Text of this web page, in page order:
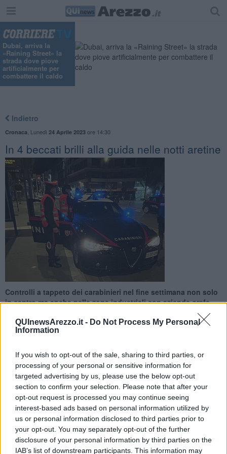
QUInewsArezzo.it - Do Not Process My Personal
Information
If you wish to opt-out of the sale, sharing to third parties, or
processing of your personal or sensitive information for
targeted advertising by us, please use the below opt-out
section to confirm your selection. Please note that after your
opt-out request is processed you may continue seeing
interest-based ads based on personal information utilized by
us or personal information disclosed to third parties prior to
your opt-out. You may separately opt-out of the further
disclosure of your personal information by third parties on the
IAB’s list of downstream participants. This information may
Dubai, arriva la
«Raining Street» la
strada dove piove
artificialmente per
combattere il caldo
Indietro
Cronaca Lunedì 24 Aprile 2023ore 14:30
In 4 beccati brilli alla guida nelle notti aretine
Controlli a tappeto dei carabinieri nel fine settimana non solo
in centro ma anche nelle zone industriali con aziende orafe
AREZZO —Controlli a tappeto dei carabinieri del Nucleo Operativo
e Radiomobile della Compagnia di Arezzo nel weekend appena
terminato in particolare in centro storico e nei locali della
movida. Coinvolti complessivamente 10 equipaggi che sono stati
dislocati nei punti di maggior criticità anche nelle zone industriali del
capoluogo, in particolare dove ci sono aziende orafe (negli ultimi
tempi sempre più spesso nel mirino dei ladri).
Il bilancio dell'attività è di 118 tra autoveicoli e motocicli fermati,